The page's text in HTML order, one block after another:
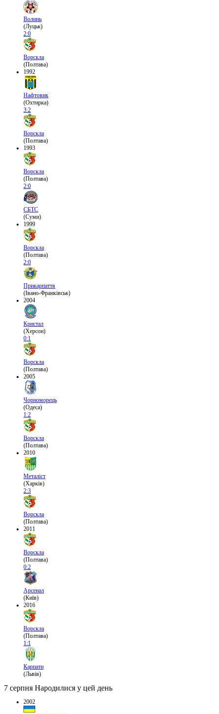
Волинь
(Луцьк)
2:0
Ворскла
(Полтава)
1992
Нафтовик
(Охтирка)
3:2
Ворскла
(Полтава)
1993
Ворскла
(Полтава)
2:0
СБТС
(Суми)
1999
Ворскла
(Полтава)
2:0
Прикарпаття
(Івано-Франківськ)
2004
Кристал
(Херсон)
0:1
Ворскла
(Полтава)
2005
Чорноморець
(Одеса)
1:2
Ворскла
(Полтава)
2010
Металіст
(Харків)
2:3
Ворскла
(Полтава)
2011
Ворскла
(Полтава)
0:2
Арсенал
(Київ)
2016
Ворскла
(Полтава)
1:1
Карпати
(Львів)
7 серпня Народилися у цей день
2002